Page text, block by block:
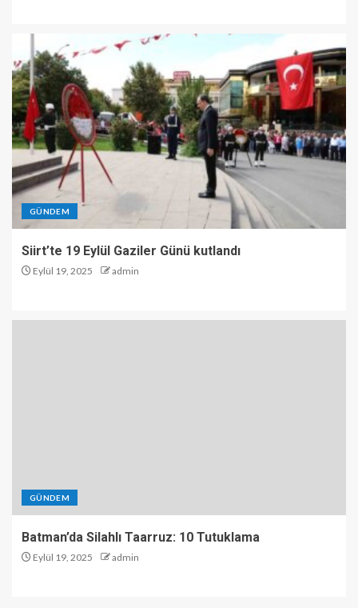
GÜNDEM
Siirt’te 19 Eylül Gaziler Günü kutlandı
Eylül 19, 2025 admin
GÜNDEM
Batman’da Silahlı Taarruz: 10 Tutuklama
Eylül 19, 2025 admin